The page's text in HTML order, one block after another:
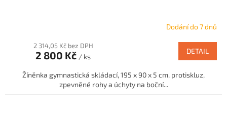
Dodání do 7 dnů
2 314,05 Kč bez DPH
2 800 Kč / ks
DETAIL
Žíněnka gymnastická skládací, 195 x 90 x 5 cm, protiskluz,
zpevněné rohy a úchyty na boční...